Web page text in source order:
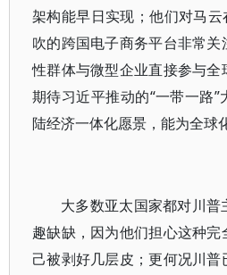
架构能早日实现；他们对马
吹的跨国电子商务平台非常
性群体与微型企业直接参与
期待习近平推动的“一带一路
陆经济一体化愿景，能为全球
大多数亚太国家都对川
趣缺缺，因为他们担心这种
己被剥好几层皮；更何况川